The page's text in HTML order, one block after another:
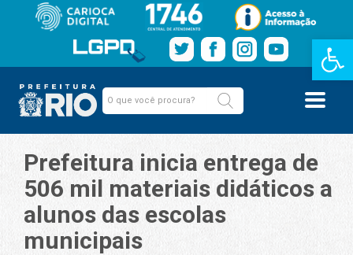
Barra de
Prefeitura inicia entrega de
506 mil materiais didáticos a
alunos das escolas
municipais